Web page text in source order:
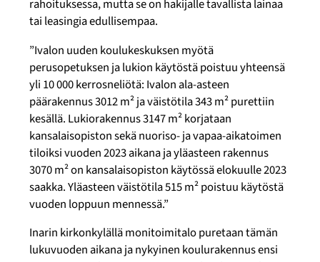
rahoituksessa, mutta se on hakijalle tavallista lainaa
tai leasingia edullisempaa.
”Ivalon uuden koulukeskuksen myötä
perusopetuksen ja lukion käytöstä poistuu yhteensä
yli 10 000 kerrosneliötä: Ivalon ala-asteen
päärakennus 3012 m² ja väistötila 343 m² purettiin
kesällä. Lukiorakennus 3147 m² korjataan
kansalaisopiston sekä nuoriso- ja vapaa-aikatoimen
tiloiksi vuoden 2023 aikana ja yläasteen rakennus
3070 m² on kansalaisopiston käytössä elokuulle 2023
saakka. Yläasteen väistötila 515 m² poistuu käytöstä
vuoden loppuun mennessä.”
Inarin kirkonkylällä monitoimitalo puretaan tämän
lukuvuoden aikana ja nykyinen koulurakennus ensi